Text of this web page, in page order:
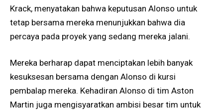
Krack, menyatakan bahwa keputusan Alonso untuk
tetap bersama mereka menunjukkan bahwa dia
percaya pada proyek yang sedang mereka jalani.
Mereka berharap dapat menciptakan lebih banyak
kesuksesan bersama dengan Alonso di kursi
pembalap mereka. Kehadiran Alonso di tim Aston
Martin juga mengisyaratkan ambisi besar tim untuk